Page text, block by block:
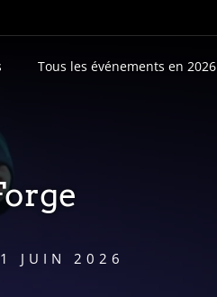
Tous les événements en 2026
JUIN 2026